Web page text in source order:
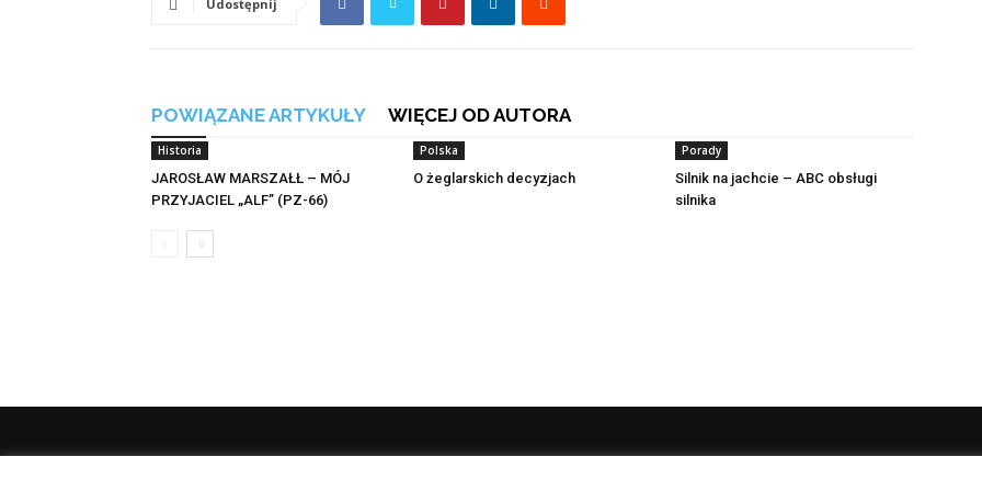
Udostępnij
POWIĄZANE ARTYKUŁY WIĘCEJ OD AUTORA
Historia
JAROSŁAW MARSZAŁŁ – MÓJ
PRZYJACIEL „ALF” (PZ-66)
Polska
O żeglarskich decyzjach
Porady
Silnik na jachcie – ABC obsługi
silnika